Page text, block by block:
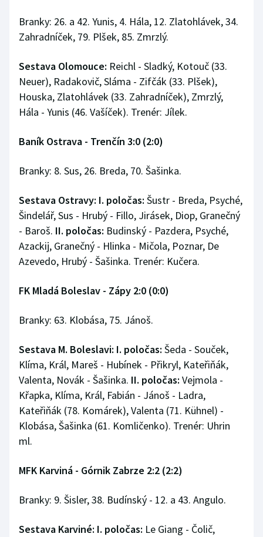
Branky: 26. a 42. Yunis, 4. Hála, 12. Zlatohlávek, 34.
Zahradníček, 79. Plšek, 85. Zmrzlý.
Sestava Olomouce: Reichl - Sladký, Kotouč (33.
Neuer), Radakovič, Sláma - Zifčák (33. Plšek),
Houska, Zlatohlávek (33. Zahradníček), Zmrzlý,
Hála - Yunis (46. Vašíček). Trenér: Jílek.
Baník Ostrava - Trenčín 3:0 (2:0)
Branky: 8. Sus, 26. Breda, 70. Šašinka.
Sestava Ostravy: I. poločas: Šustr - Breda, Psyché,
Šindelář, Sus - Hrubý - Fillo, Jirásek, Diop, Granečný
- Baroš. II. poločas: Budinský - Pazdera, Psyché,
Azackij, Granečný - Hlinka - Mičola, Poznar, De
Azevedo, Hrubý - Šašinka. Trenér: Kučera.
FK Mladá Boleslav - Zápy 2:0 (0:0)
Branky: 63. Klobása, 75. Jánoš.
Sestava M. Boleslavi: I. poločas: Šeda - Souček,
Klíma, Král, Mareš - Hubínek - Přikryl, Kateřiňák,
Valenta, Novák - Šašinka. II. poločas: Vejmola -
Křapka, Klíma, Král, Fabián - Jánoš - Ladra,
Kateřiňák (78. Komárek), Valenta (71. Kühnel) -
Klobása, Šašinka (61. Komličenko). Trenér: Uhrin
ml.
MFK Karviná - Górnik Zabrze 2:2 (2:2)
Branky: 9. Šisler, 38. Budínský - 12. a 43. Angulo.
Sestava Karviné: I. poločas: Le Giang - Čolič,